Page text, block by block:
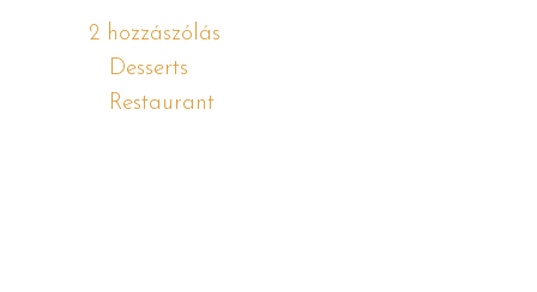
2 hozzászólás
Desserts
Restaurant